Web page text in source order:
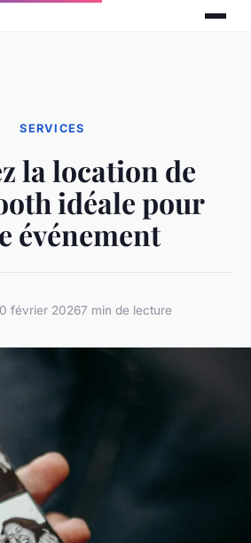
SERVICES
la location de
idéale pour
événement
février 20267 min de lecture